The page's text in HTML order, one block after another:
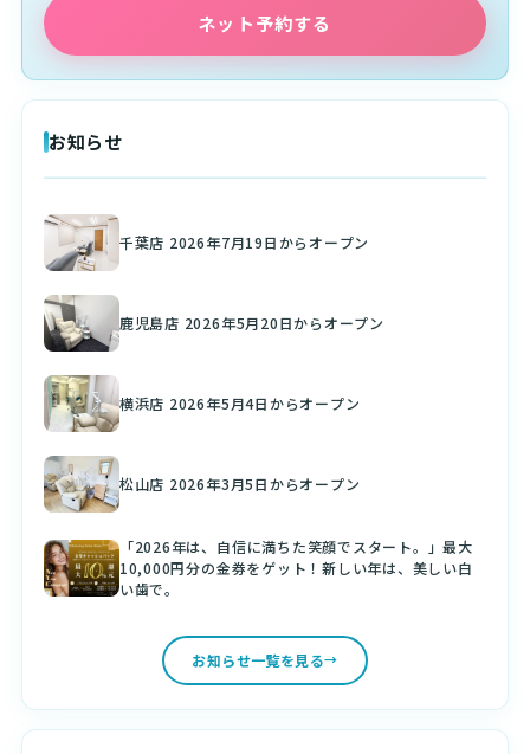
ネット予約する
お知らせ
千葉店 2026年7月19日からオープン
鹿児島店 2026年5月20日からオープン
横浜店 2026年5月4日からオープン
松山店 2026年3月5日からオープン
「2026年は、自信に満ちた笑顔でスタート。」最大
10,000円分の金券をゲット！新しい年は、美しい白
い歯で。
お知らせ一覧を見る